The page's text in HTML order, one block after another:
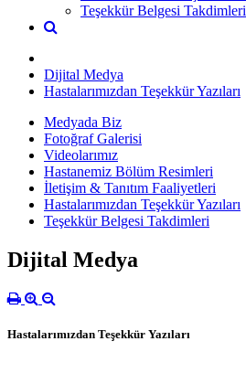
Teşekkür Belgesi Takdimleri
Dijital Medya
Hastalarımızdan Teşekkür Yazıları
Medyada Biz
Fotoğraf Galerisi
Videolarımız
Hastanemiz Bölüm Resimleri
İletişim & Tanıtım Faaliyetleri
Hastalarımızdan Teşekkür Yazıları
Teşekkür Belgesi Takdimleri
Dijital Medya
Hastalarımızdan Teşekkür Yazıları